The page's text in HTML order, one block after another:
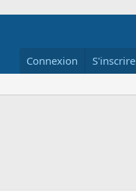
Connexion S'inscrire